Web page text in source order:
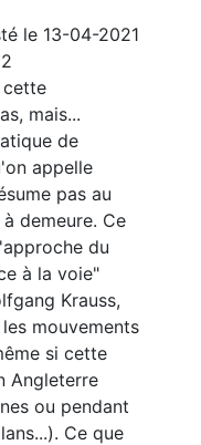
le 13-04-2021
cette
mais...
de
appelle
pas au
demeure. Ce
du
à la voie"
Krauss,
mouvements
si cette
Angleterre
ou pendant
Ce que